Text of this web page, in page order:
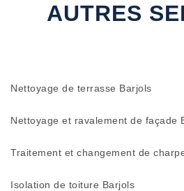
AUTRES
Nettoyage de terrasse Barjols
Nettoyage et ravalement de façade
Traitement et changement de
Isolation de toiture Barjols